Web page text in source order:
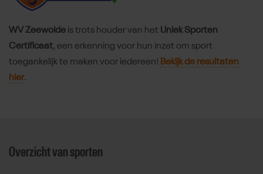
WV Zeewolde is trots houder van het Uniek Sporten
Certificaat, een erkenning voor hun inzet om sport
toegankelijk te maken voor iedereen! Bekijk de resultaten
hier.
Overzicht van sporten